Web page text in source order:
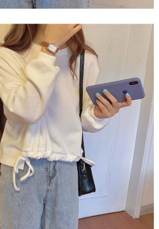
oleh Taiwan Mobile, pengguna telefon
langganan peribadi, tidak terbuka untuk syarikat
"Pembayaran Ansuran Gogo", selepas
akan secara automatik dialihkan ke proses
pengesahan nombor telefon, pilih bilangan
tarikh akhir pembayaran, dan setelah
transaksi akan selesai.
bilangan ansuran dan jumlah bayaran
pengesahan transaksi seterusnya.
selepas pesanan ditubuhkan, jika tidak pergi
atau jika tidak lulus semakan, pesanan
automatik. Jika terdapat situasi "pindah untuk
tidak lulus, ini menunjukkan bahawa sistem
tiada penjelasan mengenai kandungan
Pembayaran】
tidak digabungkan dalam bil telekomunikasi,
Gogo" akan menghantar SMS peringatan
tarikh penyelesaian bulanan.
untuk membuka bil, anda boleh memilih untuk
bar kedai serbaneka / Kedai rasmi Taiwan
bank / Pembayaran J街口 / iPASS MONEY" dan
Inc. dics_tw@netprotections.co.jpjika anda
peribadi. Jika anda tidak bersetuju dengan data
seperti di atas akan dikumpul dan digunakan
gunakan perkhidmatan ini.